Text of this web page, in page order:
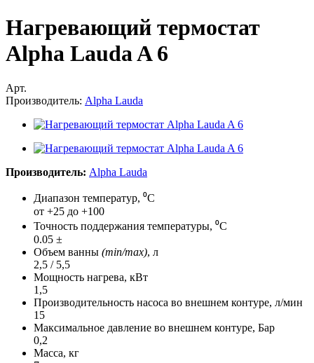
Нагревающий термостат
Alpha Lauda A 6
Арт.
Производитель: Alpha Lauda
Производитель: Alpha Lauda
Диапазон температур, ⁰С
от +25 до +100
Точность поддержания температуры, ⁰С
0.05 ±
Объем ванны (min/max), л
2,5 / 5,5
Мощность нагрева, кВт
1,5
Производительность насоса во внешнем контуре, л/мин
15
Максимальное давление во внешнем контуре, Бар
0,2
Масса, кг